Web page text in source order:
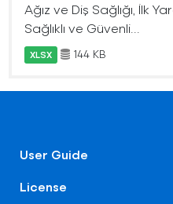
Ağız ve Diş Sağlığı, İlk
Sağlıklı ve Güvenli...
XLSX 144 KB
User Guide
License